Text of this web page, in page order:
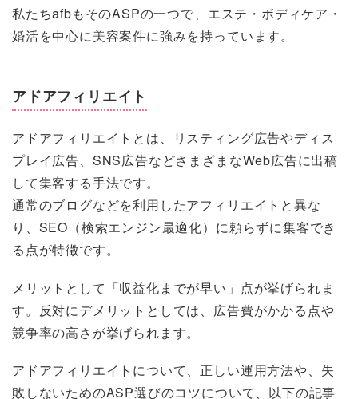
私たちafbもそのASPの一つで、エステ・ボディケア・
婚活を中心に美容案件に強みを持っています。
アドアフィリエイト
アドアフィリエイトとは、リスティング広告やディス
プレイ広告、SNS広告などさまざまなWeb広告に出稿
して集客する手法です。
通常のブログなどを利用したアフィリエイトと異な
り、SEO（検索エンジン最適化）に頼らずに集客でき
る点が特徴です。
メリットとして「収益化までが早い」点が挙げられま
す。反対にデメリットとしては、広告費がかかる点や
競争率の高さが挙げられます。
アドアフィリエイトについて、正しい運用方法や、失
敗しないためのASP選びのコツについて、以下の記事